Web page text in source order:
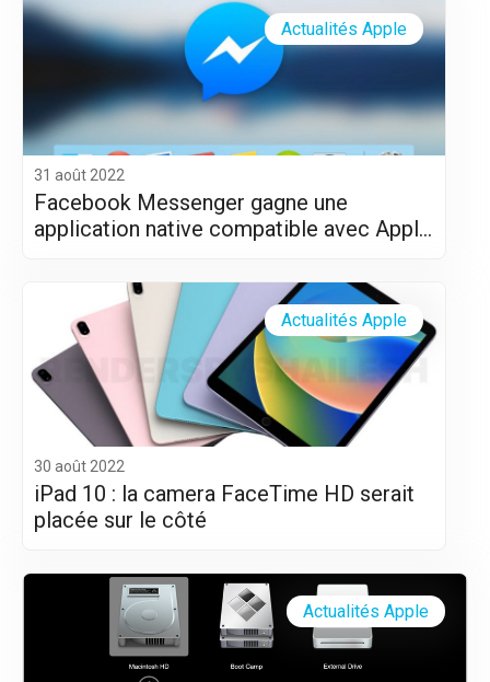
31 août 2022
Facebook Messenger gagne une
application native compatible avec Apple
Actualités Apple
30 août 2022
iPad 10 : la camera FaceTime HD serait
placée sur le côté
Actualités Apple
Actualités Apple